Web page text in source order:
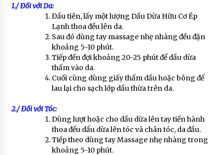
1./ Đối với Da:
Đầu tiên, lấy một lượng Dầu Dừa Hữu Cơ Ép
Lạnh thoa đều lên da.
Sau đó dùng tay massage nhẹ nhàng đều đặn
khoảng 5-10 phút.
Tiếp đến đợi khoảng 20-25 phút để dầu dừa
thấm vào da.
Cuối cùng dùng giấy thấm dầu hoặc bông để
lau lại cho sạch lớp dầu thừa trên da.
2./ Đối với Tóc:
Dùng lượt hoặc cho dầu dừa lên tay tiến hành
thoa đều dầu dừa lên tóc và chân tóc, da đầu.
Tiếp theo dùng tay Massage nhẹ nhàng trong
khoảng 5-10 phút.